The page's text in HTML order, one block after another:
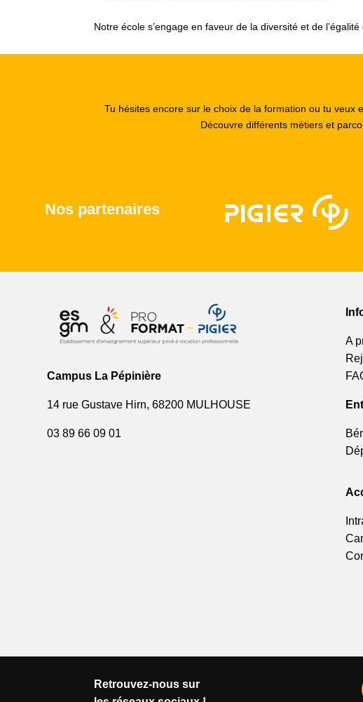
Notre école s’engage en faveur de la diversité et de
Tu hésites encore sur le choix de la formation ou tu veux
Découvre différents métiers et
Nos partenaires
Campus La Pépinière
14 rue Gustave Hirn, 68200 MULHOUSE
03 89 66 09 01
A
Retrouvez-nous sur